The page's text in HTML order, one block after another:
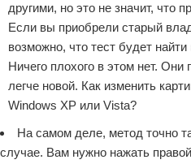
другими, но это не значит, что
Если вы приобрели старый
возможно, что тест будет
Ничего плохого в этом нет.
легче новой. Как изменить
Windows XP или Vista?
На самом деле, метод точно
случае. Вам нужно нажать